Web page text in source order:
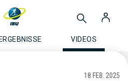
ERGEBNISSE VIDEOS
18 FEB. 2025